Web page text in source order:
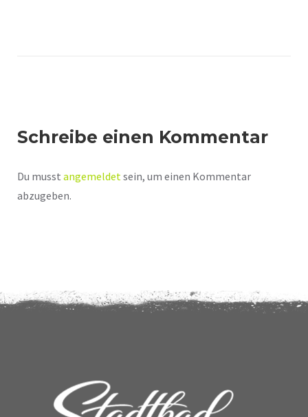
Schreibe einen Kommentar
Du musst angemeldetsein, um einen Kommentar
abzugeben.